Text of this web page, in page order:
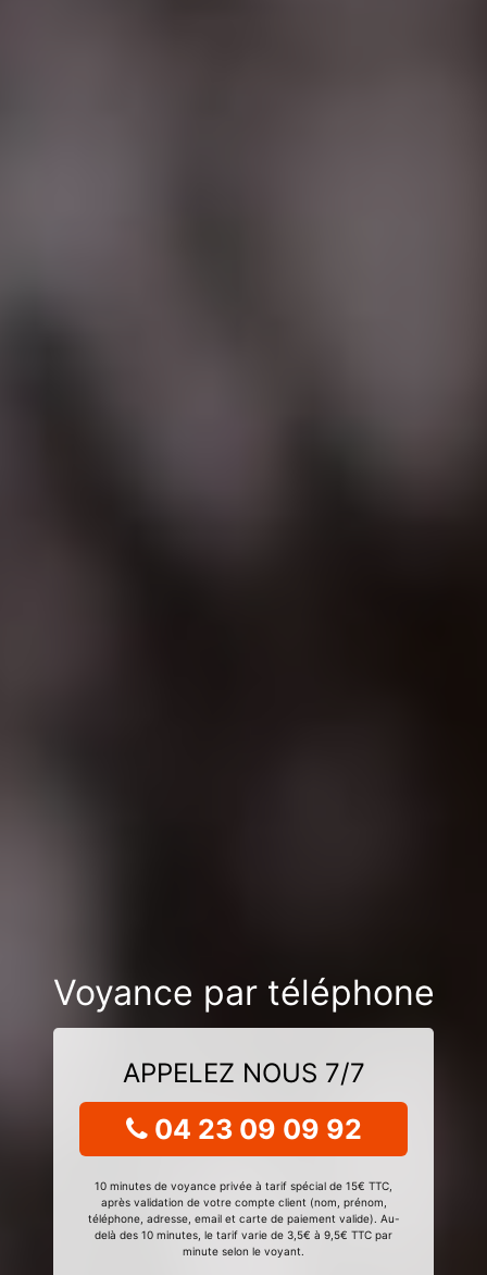
Voyance par téléphone
APPELEZ NOUS 7/7
04 23 09 09 92
10 minutes de voyance privée à tarif spécial de 15€ TTC,
après validation de votre compte client (nom, prénom,
téléphone, adresse, email et carte de paiement valide). Au-
delà des 10 minutes, le tarif varie de 3,5€ à 9,5€ TTC par
minute selon le voyant.